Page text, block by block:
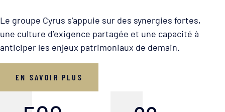
Le groupe Cyrus s’appuie sur des synergies fortes,
une culture d’exigence partagée et une capacité à
anticiper les enjeux patrimoniaux de demain.
EN SAVOIR PLUS